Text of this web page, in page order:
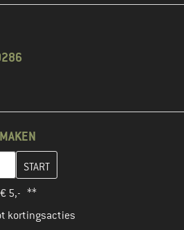
maak in de volgende stap je
€ 5,- **
kortingsacties